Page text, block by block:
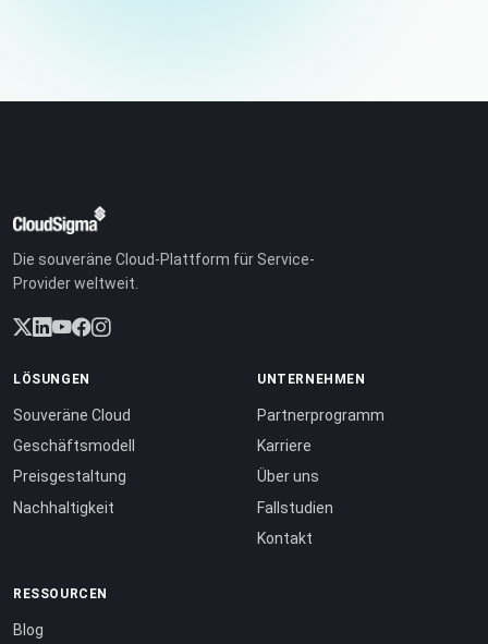
Die souveräne Cloud-Plattform für Service-
Provider weltweit.
LÖSUNGEN
Souveräne Cloud
Geschäftsmodell
Preisgestaltung
Nachhaltigkeit
UNTERNEHMEN
Partnerprogramm
Karriere
Über uns
Fallstudien
Kontakt
RESSOURCEN
Blog